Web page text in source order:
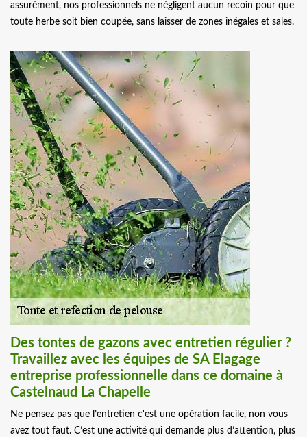
assurément, nos professionnels ne négligent aucun recoin pour que
toute herbe soit bien coupée, sans laisser de zones inégales et sales.
Des tontes de gazons avec entretien régulier ?
Travaillez avec les équipes de SA Elagage
entreprise professionnelle dans ce domaine à
Castelnaud La Chapelle
Ne pensez pas que l’entretien c'est une opération facile, non vous
avez tout faut. C’est une activité qui demande plus d’attention, plus